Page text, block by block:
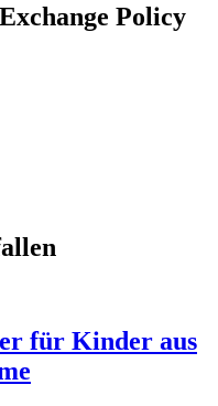
Policy
für Kinder aus